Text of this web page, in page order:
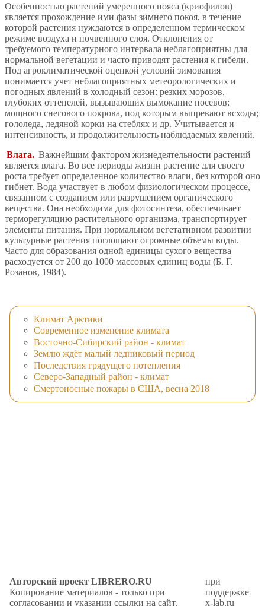
Особенностью растений умеренного пояса (криофилов)
является прохождение ими фазы зимнего покоя, в течение
которой растения нуждаются в определенном термическом
режиме воздуха и почвенного слоя. Отклонения от
требуемого температурного интервала неблагоприятны для
нормальной вегетации и часто приводят растения к гибели.
Под агроклиматической оценкой условий зимования
понимается учет неблагоприятных метеорологических и
погодных явлений в холодный сезон: резких морозов,
глубоких оттепелей, вызывающих вымокание посевов;
мощного снегового покрова, под которым выпревают всходы;
гололеда, ледяной корки на стеблях и др. Учитывается и
интенсивность, и продолжительность наблюдаемых явлений.
Влага. Важнейшим фактором жизнедеятельности растений
является влага. Во все периоды жизни растение для своего
роста требует определенное количество влаги, без которой оно
гибнет. Вода участвует в любом физиологическом процессе,
связанном с созданием или разрушением органического
вещества. Она необходима для фотосинтеза, обеспечивает
терморегуляцию растительного организма, транспортирует
элементы питания. При нормальном вегетативном развитии
культурные растения поглощают огромные объемы воды.
Часто для образования одной единицы сухого вещества
расходуется от 200 до 1000 массовых единиц воды (Б. Г.
Розанов, 1984).
Климат Арктики
Современное изменение климата
Восточно-Сибирский район - климат
Землю ждёт малый ледниковый период
Последствия грядущего потепления
Северо-Западный район - климат
Смертоносные пожары в США, весна 2018
Авторский проект LIBRERO.RU
Копирование материалов - только при
согласовании и указании ссылки на сайт.
при
поддержке
x-lab.ru